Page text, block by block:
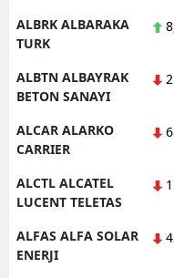
ALBRK ALBARAKA
TURK
ALBTN ALBAYRAK
BETON SANAYI
ALCAR ALARKO
CARRIER
ALCTL ALCATEL
LUCENT TELETAS
ALFAS ALFA SOLAR
ENERJI